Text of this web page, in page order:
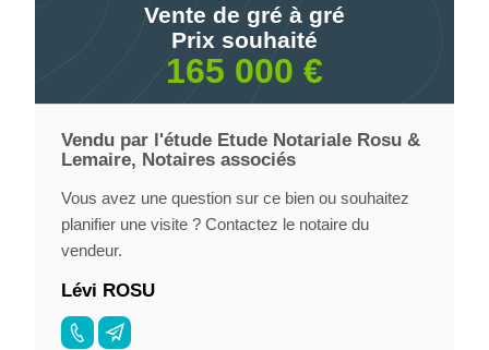
Vente de gré à gré
Prix souhaité
165 000 €
Vendu par l'étude Etude Notariale Rosu &
Lemaire, Notaires associés
Vous avez une question sur ce bien ou souhaitez
planifier une visite ? Contactez le notaire du
vendeur.
Lévi ROSU